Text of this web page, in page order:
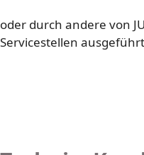
oder durch andere von
Servicestellen